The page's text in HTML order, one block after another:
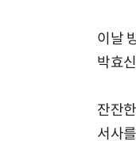
이날
박효
잔잔
서사